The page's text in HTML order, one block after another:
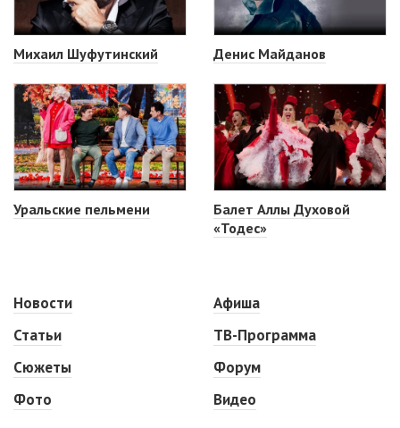
Михаил Шуфутинский Денис Майданов
Уральские пельмени
Балет Аллы Духовой
«Тодес»
Новости
Статьи
Сюжеты
Фото
Афиша
ТВ-Программа
Форум
Видео